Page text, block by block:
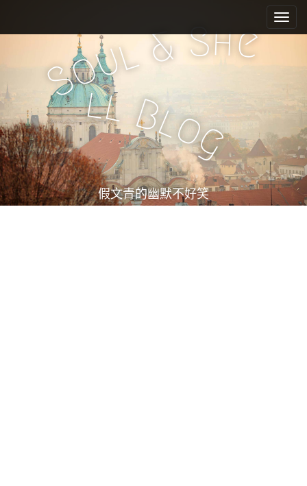
e
n
u
i
c
n
t
e
n
t
S
oul&She
ll Blog
假文青的幽默不好笑